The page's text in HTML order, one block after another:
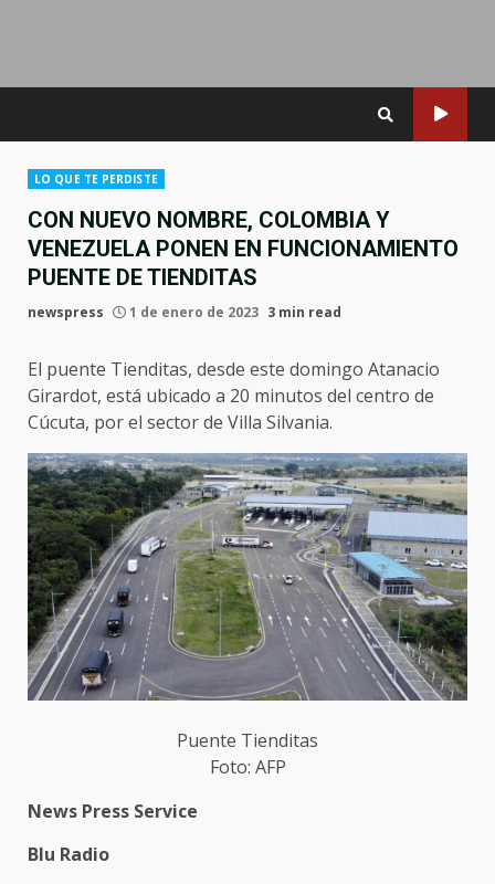
LO QUE TE PERDISTE
CON NUEVO NOMBRE, COLOMBIA Y
VENEZUELA PONEN EN FUNCIONAMIENTO
PUENTE DE TIENDITAS
newspress 1 de enero de 2023 3 min read
El puente Tienditas, desde este domingo Atanacio
Girardot, está ubicado a 20 minutos del centro de
Cúcuta, por el sector de Villa Silvania.
Puente Tienditas
Foto: AFP
News Press Service
Blu Radio